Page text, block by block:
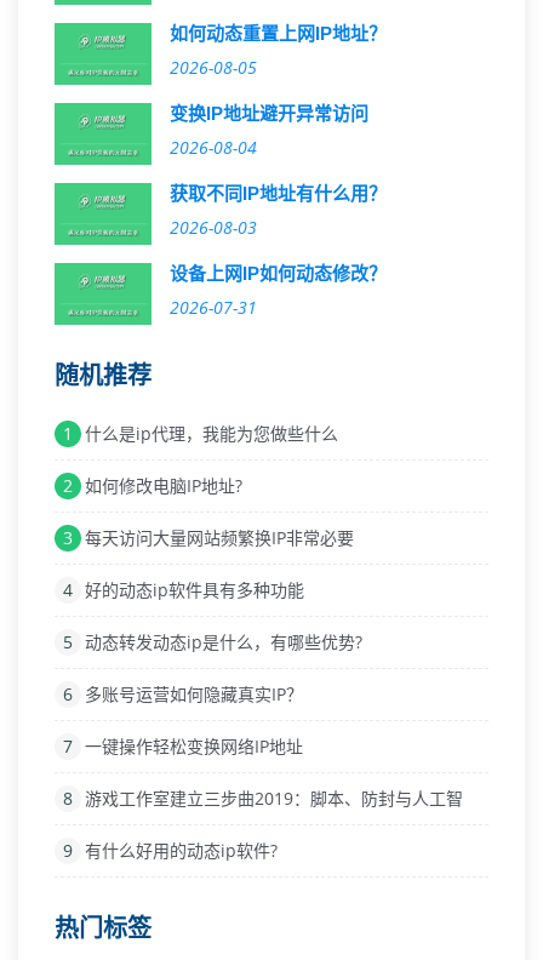
如何动态重置上网IP地址？
2026-08-05
变换IP地址避开异常访问
2026-08-04
获取不同IP地址有什么用？
2026-08-03
设备上网IP如何动态修改？
2026-07-31
随机推荐
1 什么是ip代理，我能为您做些什么
2 如何修改电脑IP地址?
3 每天访问大量网站频繁换IP非常必要
4 好的动态ip软件具有多种功能
5 动态转发动态ip是什么，有哪些优势?
6 多账号运营如何隐藏真实IP？
7 一键操作轻松变换网络IP地址
8 游戏工作室建立三步曲2019：脚本、防封与人工智
9 有什么好用的动态ip软件?
热门标签